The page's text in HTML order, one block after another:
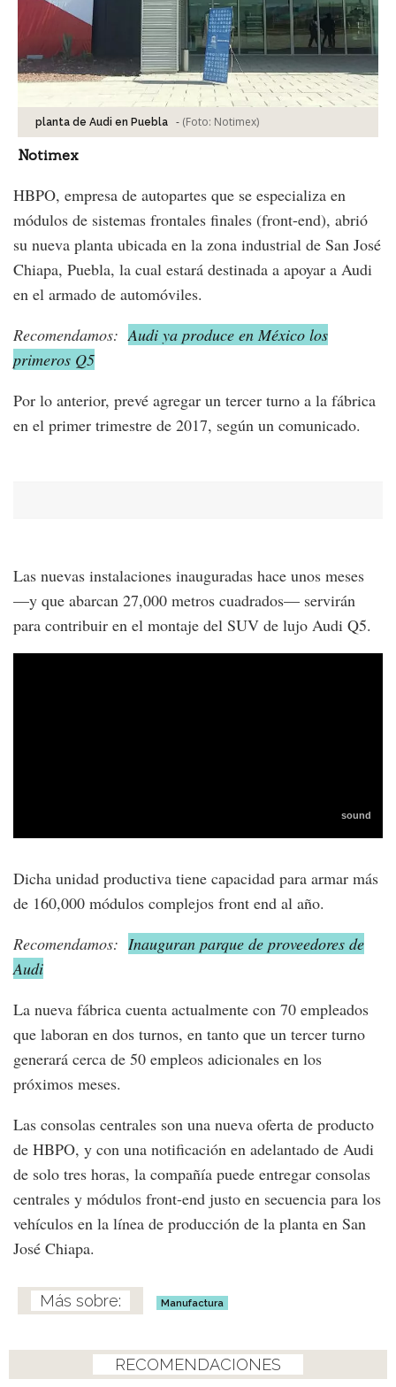
planta de Audi en Puebla - (Foto: Notimex)
Notimex
HBPO, empresa de autopartes que se especializa en
módulos de sistemas frontales finales (front-end), abrió
su nueva planta ubicada en la zona industrial de San José
Chiapa, Puebla, la cual estará destinada a apoyar a Audi
en el armado de automóviles.
Recomendamos: Audi ya produce en México los
primeros Q5
Por lo anterior, prevé agregar un tercer turno a la fábrica
en el primer trimestre de 2017, según un comunicado.
Las nuevas instalaciones inauguradas hace unos meses
—y que abarcan 27,000 metros cuadrados— servirán
para contribuir en el montaje del SUV de lujo Audi Q5.
Dicha unidad productiva tiene capacidad para armar más
de 160,000 módulos complejos front end al año.
Recomendamos: Inauguran parque de proveedores de
Audi
La nueva fábrica cuenta actualmente con 70 empleados
que laboran en dos turnos, en tanto que un tercer turno
generará cerca de 50 empleos adicionales en los
próximos meses.
Las consolas centrales son una nueva oferta de producto
de HBPO, y con una notificación en adelantado de Audi
de solo tres horas, la compañía puede entregar consolas
centrales y módulos front-end justo en secuencia para los
vehículos en la línea de producción de la planta en San
José Chiapa.
Manufactura
RECOMENDACIONES